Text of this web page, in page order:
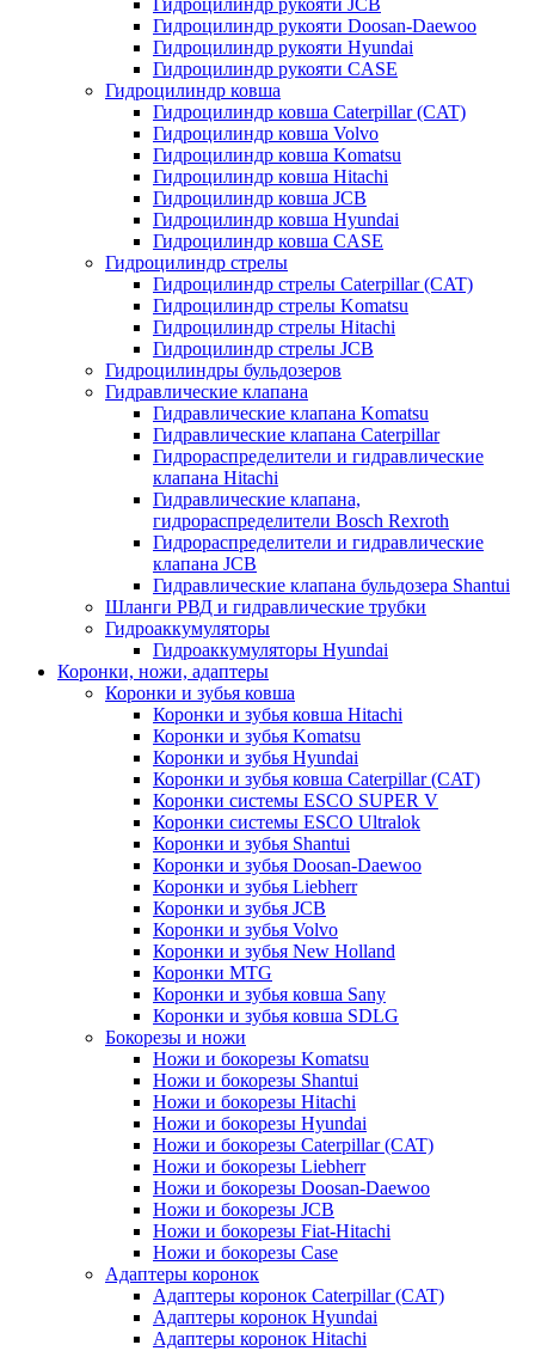
Гидроцилиндр рукояти Doosan-Daewoo
Гидроцилиндр рукояти Hyundai
Гидроцилиндр рукояти CASE
Гидроцилиндр ковша
Гидроцилиндр ковша Caterpillar (CAT)
Гидроцилиндр ковша Volvo
Гидроцилиндр ковша Komatsu
Гидроцилиндр ковша Hitachi
Гидроцилиндр ковша JCB
Гидроцилиндр ковша Hyundai
Гидроцилиндр ковша CASE
Гидроцилиндр стрелы
Гидроцилиндр стрелы Caterpillar (CAT)
Гидроцилиндр стрелы Komatsu
Гидроцилиндр стрелы Hitachi
Гидроцилиндр стрелы JCB
Гидроцилиндры бульдозеров
Гидравлические клапана
Гидравлические клапана Komatsu
Гидравлические клапана Caterpillar
Гидрораспределители и гидравлические
клапана Hitachi
Гидравлические клапана,
гидрораспределители Bosch Rexroth
Гидрораспределители и гидравлические
клапана JCB
Гидравлические клапана бульдозера Shantui
Шланги РВД и гидравлические трубки
Гидроаккумуляторы
Гидроаккумуляторы Hyundai
Коронки, ножи, адаптеры
Коронки и зубья ковша
Коронки и зубья ковша Hitachi
Коронки и зубья Komatsu
Коронки и зубья Hyundai
Коронки и зубья ковша Caterpillar (CAT)
Коронки системы ESCO SUPER V
Коронки системы ESCO Ultralok
Коронки и зубья Shantui
Коронки и зубья Doosan-Daewoo
Коронки и зубья Liebherr
Коронки и зубья JCB
Коронки и зубья Volvo
Коронки и зубья New Holland
Коронки MTG
Коронки и зубья ковша Sany
Коронки и зубья ковша SDLG
Бокорезы и ножи
Ножи и бокорезы Komatsu
Ножи и бокорезы Shantui
Ножи и бокорезы Hitachi
Ножи и бокорезы Hyundai
Ножи и бокорезы Caterpillar (CAT)
Ножи и бокорезы Liebherr
Ножи и бокорезы Doosan-Daewoo
Ножи и бокорезы JCB
Ножи и бокорезы Fiat-Hitachi
Ножи и бокорезы Case
Адаптеры коронок
Адаптеры коронок Caterpillar (CAT)
Адаптеры коронок Hyundai
Адаптеры коронок Hitachi